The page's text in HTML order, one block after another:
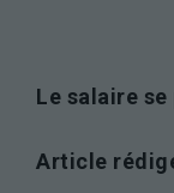
Le salaire
Article